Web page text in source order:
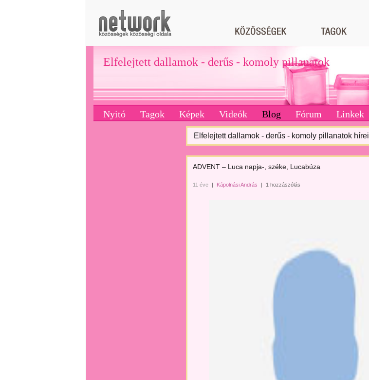
Elfelejtett dallamok - derűs - komoly pillanatok
Nyitó Tagok Képek Videók Blog Fórum Linkek
Elfelejtett dallamok - derűs - komoly pillanatok hírei
ADVENT – Luca napja-, széke, Lucabúza
11 éve | Kápolnási András | 1 hozzászólás